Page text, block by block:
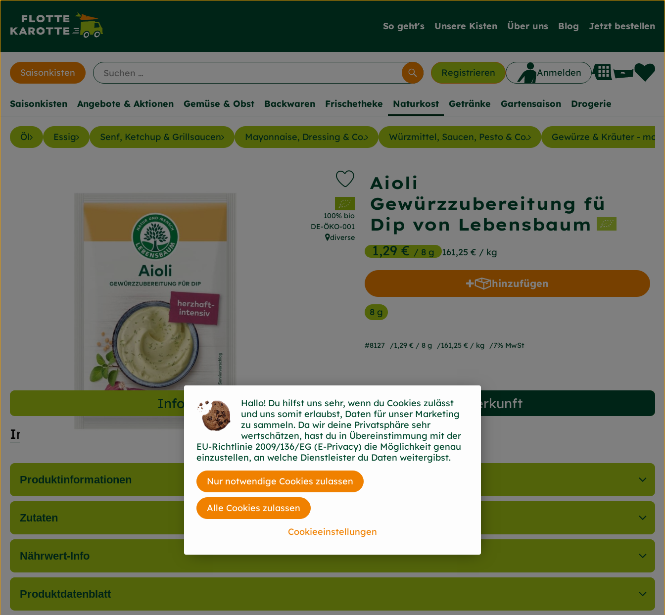
So geht's Unsere Kisten Über uns Blog Jetzt bestellen
Registrieren Anmelden
Suchen
Saisonkisten
Saisonkisten Angebote & Aktionen Gemüse & Obst Backwaren Frischetheke Naturkost Getränke Gartensaison Drogerie
Öl Essig Senf, Ketchup & Grillsaucen Mayonnaise, Dressing & Co. Würzmittel, Saucen, Pesto & Co. Gewürze & Kräuter -
Aioli
Gewürzzubereitung fü
Dip von Lebensbaum
1,29 €/ 8 g 161,25 € / kg
Produkt zu Favouriten hinzufügen
, Verband:
100% bio
, Kontrollstelle:
DE-ÖKO-001
, Herkunft:
diverse
hinzufügen
Produkt zum Warenkorb hinzufügen
8 g
#8127 1,29 € / 8 g 161,25 € / kg 7% MwSt
Info
Herkunft
Info
Produktinformationen
Zutaten
Nährwert-Info
Produktdatenblatt
Hallo! Du hilfst uns sehr, wenn du Cookies zulässt
und uns somit erlaubst, Daten für unser Marketing
zu sammeln. Da wir deine Privatsphäre sehr
wertschätzen, hast du in Übereinstimmung mit der
EU-Richtlinie 2009/136/EG (E-Privacy) die Möglichkeit genau
einzustellen, an welche Dienstleister du Daten weitergibst.
Cookieeinstellungen
Nur notwendige Cookies zulassen
Alle Cookies zulassen